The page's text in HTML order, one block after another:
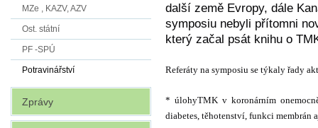
další země Evropy, dále
symposiu nebyli přítomni
který začal psát knihu o
Referáty na symposiu se týkaly řady
* úlohyTMK v koronárním
diabetes, těhotenství, funkci membrán
MZe , KAZV, AZV
Ost. státní
PF -SPÚ
Potravinářství
Zprávy